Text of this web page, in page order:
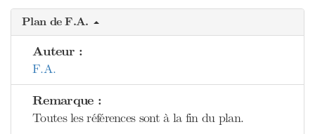
Plan de F.A.
Auteur :
F.A.
Remarque :
Toutes les références sont à la fin du plan.